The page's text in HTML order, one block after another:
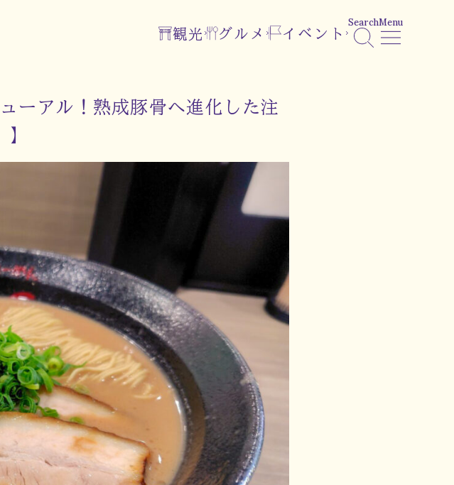
観光 グルメ イベント
SearchMenu
ーアル！熟成豚骨へ進化した注